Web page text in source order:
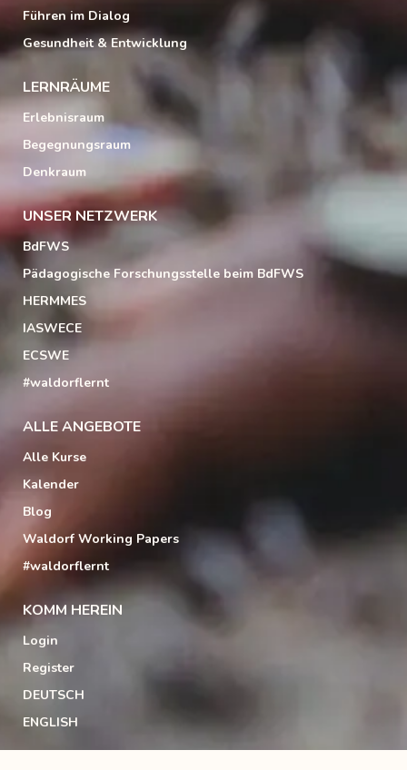
Führen im Dialog
Gesundheit & Entwicklung
LERNRÄUME
Erlebnisraum
Begegnungsraum
Denkraum
UNSER NETZWERK
BdFWS
Pädagogische Forschungsstelle beim BdFWS
HERMMES
IASWECE
ECSWE
#waldorflernt
ALLE ANGEBOTE
Alle Kurse
Kalender
Blog
Waldorf Working Papers
#waldorflernt
KOMM HEREIN
Login
Register
DEUTSCH
ENGLISH